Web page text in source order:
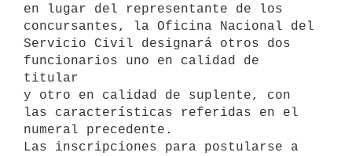
en lugar del representante de los
concursantes, la Oficina Nacional del
Servicio Civil designará otros dos
funcionarios uno en calidad de
titular
y otro en calidad de suplente, con
las características referidas en el
numeral precedente.
Las inscripciones para postularse a